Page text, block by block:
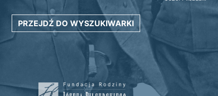
PRZEJDŹ DO WYSZUKIWARKI